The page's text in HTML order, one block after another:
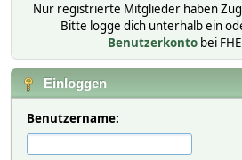
Nur registrierte Mitglieder haben
Bitte logge dich unterhalb ein
Benutzerkonto bei
Einloggen
Benutzername: